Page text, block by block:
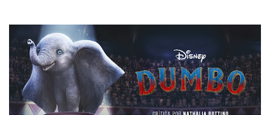
movimentos e falas, equilibrada numa frágil neutralidade entre seu
trabalho e seus afetos, passando noites bebendo e jogando sinuca com seu
grupo de amigas lésbicas e sua amante. É imperativo para ela que ambos
os mundos não se cruzem de modo algum, pois o período histórico no qual
a história se passa - 1988 na Inglaterra - é de um contexto profundamente
conservador e hostil a pessoas queer. Com o governo liderado pela então
primeira-ministra Margaret Tatcher usando recursos supostamente
constitucionais para mobilizar campanhas agressivas ao modo de vida